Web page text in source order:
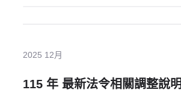
2025 12月
115 年 最新法令相關調整說明